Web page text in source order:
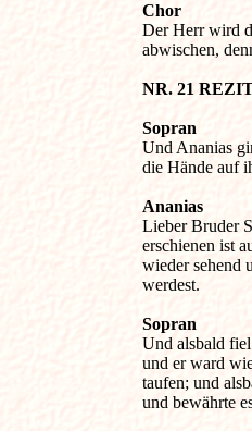
Chor
Der Herr wird
abwischen,
NR. 21
Sopran
Und Ananias
die Hände auf
Ananias
Lieber Bruder
erschienen ist
wieder sehend
werdest.
Sopran
Und alsbald
und er ward
taufen; und
und bewährte